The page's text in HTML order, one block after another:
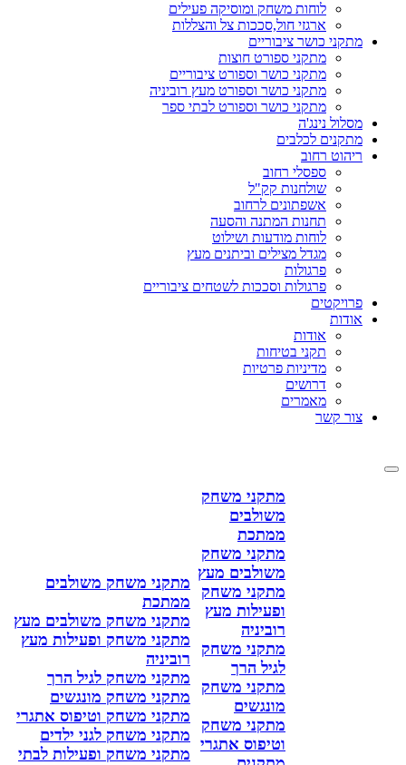
לוחות משחק ומוסיקה פעילים
ארגזי חול,סככות צל והצללות
מתקני כושר ציבוריים
מתקני ספורט חוצות
מתקני כושר וספורט ציבוריים
מתקני כושר וספורט מעץ רוביניה
מתקני כושר וספורט לבתי ספר
מסלול נינג'ה
מתקנים לכלבים
ריהוט רחוב
ספסלי רחוב
שולחנות קק"ל
אשפתונים לרחוב
תחנות המתנה והסעה
לוחות מודעות ושילוט
מגדל מצילים וביתנים מעץ
פרגולות
פרגולות וסככות לשטחים ציבוריים
פרויקטים
אודות
אודות
תקני בטיחות
מדיניות פרטיות
דרושים
מאמרים
צור קשר
מתקני משחק
משולבים
ממתכת
מתקני משחק
משולבים מעץ
מתקני משחק
ופעילות מעץ
רוביניה
מתקני משחק
לגיל הרך
מתקני משחק
מונגשים
מתקני משחק
וטיפוס אתגרי
מתקני משחק משולבים
ממתכת
מתקני משחק משולבים מעץ
מתקני משחק ופעילות מעץ
רוביניה
מתקני משחק לגיל הרך
מתקני משחק מונגשים
מתקני משחק וטיפוס אתגרי
מתקני משחק לגני ילדים
מתקני משחק ופעילות לבתי